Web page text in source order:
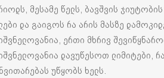
მესამე წელს, ბავშვის
და გაიგოს რა არის მასზე
ერთი მხრივ
დავუწესოთ ლიმიტები,
უწყობს ხელს.